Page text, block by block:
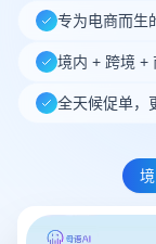
专为电商而生
境内 + 跨境 +
全天候促单，